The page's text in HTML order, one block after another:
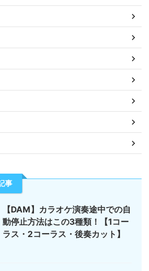
事
【DAM】カラオケ演奏途中での自
動停止方法はこの3種類！【1コー
ラス・2コーラス・後奏カット】